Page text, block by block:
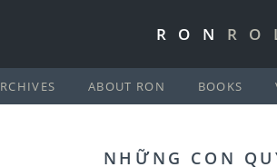
RON
ABOUT RON BOOKS
NHỮNG CON